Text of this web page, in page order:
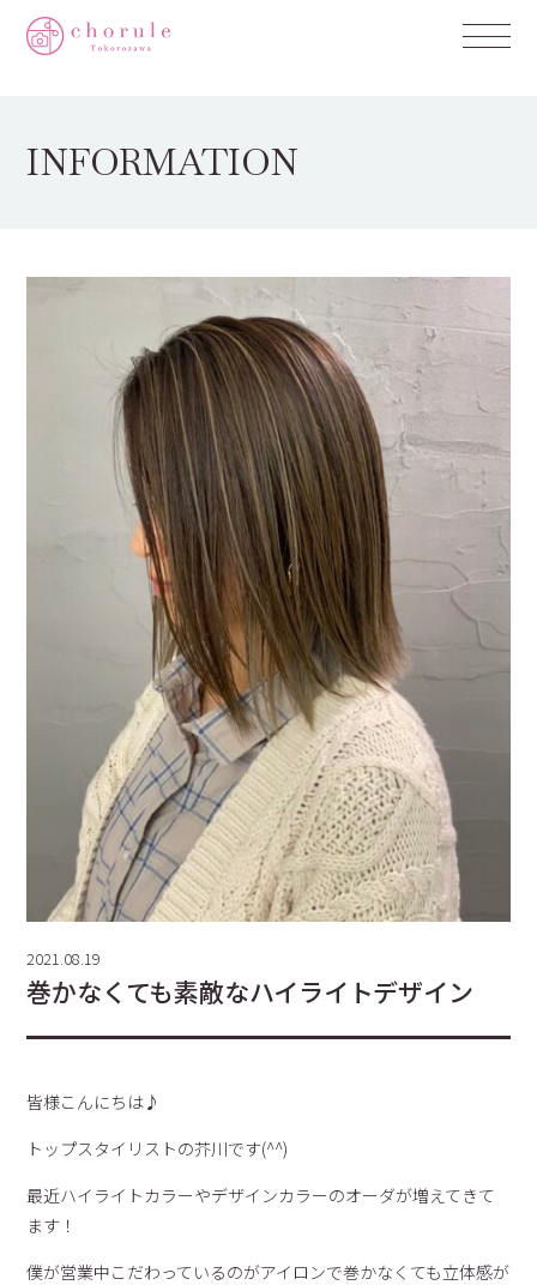
INFORMATION
2021.08.19
巻かなくても素敵なハイライトデザイン
皆様こんにちは♪
トップスタイリストの芥川です(^^)
最近ハイライトカラーやデザインカラーのオーダが増えてきて
ます！
僕が営業中こだわっているのがアイロンで巻かなくても立体感が